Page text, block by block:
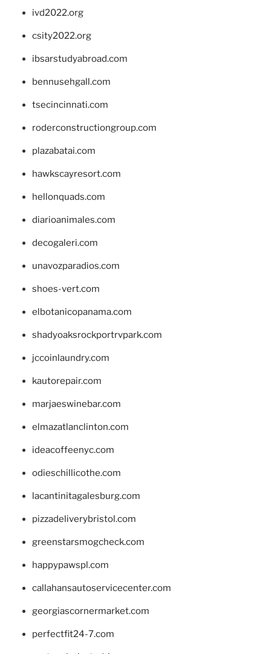
ivd2022.org
csity2022.org
ibsarstudyabroad.com
bennusehgall.com
tsecincinnati.com
roderconstructiongroup.com
plazabatai.com
hawkscayresort.com
hellonquads.com
diarioanimales.com
decogaleri.com
unavozparadios.com
shoes-vert.com
elbotanicopanama.com
shadyoaksrockportrvpark.com
jccoinlaundry.com
kautorepair.com
marjaeswinebar.com
elmazatlanclinton.com
ideacoffeenyc.com
odieschillicothe.com
lacantinitagalesburg.com
pizzadeliverybristol.com
greenstarsmogcheck.com
happypawspl.com
callahansautoservicecenter.com
georgiascornermarket.com
perfectfit24-7.com